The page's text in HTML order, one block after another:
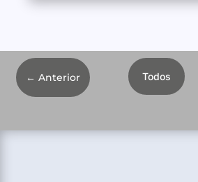
←Anterior Todos